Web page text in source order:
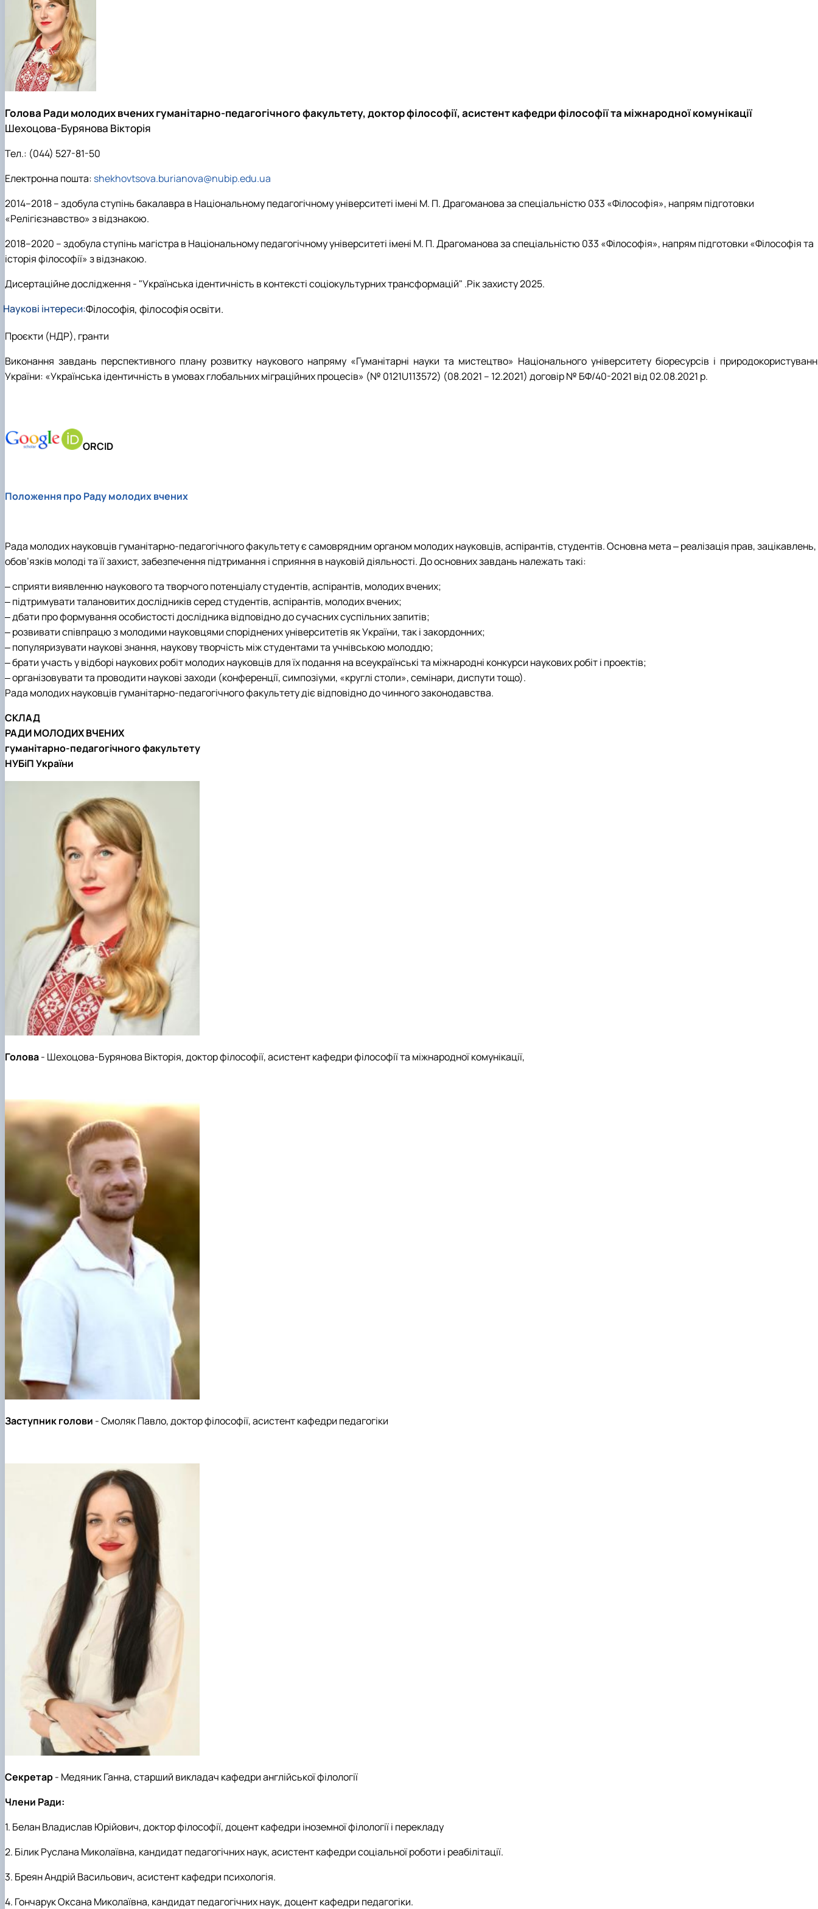
Фотостудія
Телестудія
Галерея відомих випускників
Відповідальні за інформаційне наповнення веб-сторінки факультету
Виховна робота
Пам'яті студентів та випускників факультету – захисників України
Вартість навчання
Центр профорієнтаційної роботи та сприяння працевлаштуванню студентської молоді
ДЕНЬ ВІДКРИТИХ ДВЕРЕЙ
Старостат
Електронні навчальні курси (Elearn)
Наукові школи
Голова Ради молодих вчених гуманітарно-педагогічного факультету,доктор філософії, асистент кафедри філософії та міжнародної комунікації
Шехоцова-Бурянова Вікторія
Тел.: (044) 527-81-50
Електронна пошта: shekhovtsova.burianova@nubip.edu.ua
2014–2018 – здобула ступінь бакалавра в Національному педагогічному університеті імені М. П. Драгоманова за спеціальністю 033 «Філософія», напрям підготовки
«Релігієзнавство» з відзнакою.
2018–2020 – здобула ступінь магістра в Національному педагогічному університеті імені М. П. Драгоманова за спеціальністю 033 «Філософія», напрям підготовки «Філософія та
історія філософії» з відзнакою.
Дисертаційне дослідження - "Українська ідентичність в контексті соціокультурних трансформацій" .Рік захисту 2025.
Наукові інтереси:Філософія, філософія освіти.
Проєкти (НДР), гранти
Виконання завдань перспективного плану розвитку наукового напряму «Гуманітарні науки та мистецтво» Національного університету біоресурсів і
України: «Українська ідентичність в умовах глобальних міграційних процесів» (№ 0121U113572) (08.2021 – 12.2021) договір № БФ/40-2021 від 02.08.2021 р.
Філософія, філософія освіти
\
ORCID
Положення про Раду молодих вчених
Рада молодих науковців гуманітарно-педагогічного факультету є самоврядним органом молодих науковців, аспірантів, студентів. Основна мета ‒ реалізація прав, зацікавлень,
обов’язків молоді та її захист, забезпечення підтримання і сприяння в науковій діяльності. До основних завдань належать такі:
‒ сприяти виявленню наукового та творчого потенціалу студентів, аспірантів, молодих вчених;
‒ підтримувати талановитих дослідників серед студентів, аспірантів, молодих вчених;
‒ дбати про формування особистості дослідника відповідно до сучасних суспільних запитів;
‒ розвивати співпрацю з молодими науковцями споріднених університетів як України, так і закордонних;
‒ популяризувати наукові знання, наукову творчість між студентами та учнівською молоддю;
‒ брати участь у відборі наукових робіт молодих науковців для їх подання на всеукраїнські та міжнародні конкурси наукових робіт і проектів;
‒ організовувати та проводити наукові заходи (конференції, симпозіуми, «круглі столи», семінари, диспути тощо).
Рада молодих науковців гуманітарно-педагогічного факультету діє відповідно до чинного законодавства.
СКЛАД
РАДИ МОЛОДИХ ВЧЕНИХ
гуманітарно-педагогічного факультету
НУБіП України
Голова- Шехоцова-Бурянова Вікторія,доктор філософії, асистент кафедри філософії та міжнародної комунікації,
Заступник голови - Смоляк Павло,доктор філософії, асистент кафедри педагогіки
Секретар- Медяник Ганна, старший викладач кафедри англійської філології
Члени Ради:
1. Белан Владислав Юрійович, доктор філософії, доцент кафедри іноземної філології і перекладу
2. Білик Руслана Миколаївна, кандидат педагогічних наук, асистент кафедри соціальної роботи і реабілітації.
3. Бреян Андрій Васильович, асистент кафедри психологія.
4. Гончарук Оксана Миколаївна, кандидат педагогічних наук, доцент кафедри педагогіки.